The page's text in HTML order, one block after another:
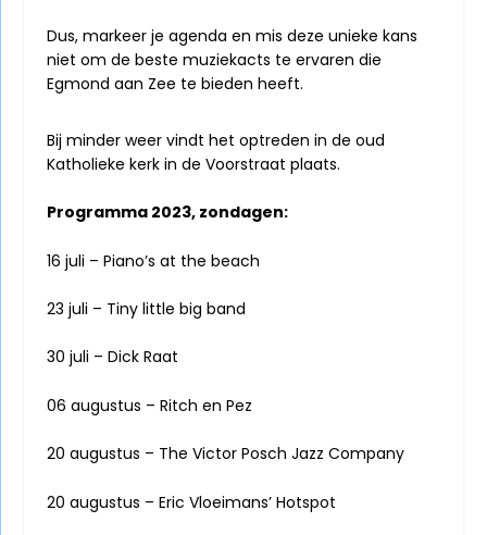
Dus, markeer je agenda en mis deze unieke kans
niet om de beste muziekacts te ervaren die
Egmond aan Zee te bieden heeft.
Bij minder weer vindt het optreden in de oud
Katholieke kerk in de Voorstraat plaats.
Programma 2023, zondagen:
16 juli – Piano’s at the beach
23 juli – Tiny little big band
30 juli – Dick Raat
06 augustus – Ritch en Pez
20 augustus – The Victor Posch Jazz Company
20 augustus – Eric Vloeimans’ Hotspot